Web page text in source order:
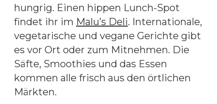
hungrig. Einen hippen Lunch-Spot
findet ihr im Malu’s Deli. Internationale,
vegetarische und vegane Gerichte gibt
es vor Ort oder zum Mitnehmen. Die
Säfte, Smoothies und das Essen
kommen alle frisch aus den örtlichen
Märkten.